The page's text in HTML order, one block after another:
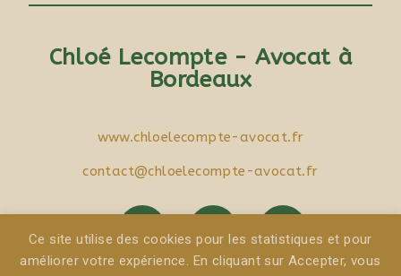
Ce site utilise des cookies pour les statistiques et pour
améliorer votre expérience. En cliquant sur Accepter, vous
Chloé Lecompte - Avocat à
Bordeaux
www.chloelecompte-avocat.fr
contact@chloelecompte-avocat.fr